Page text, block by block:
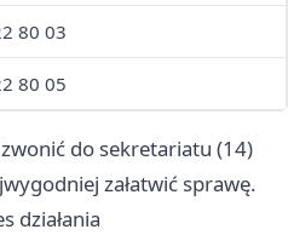
80 03
80 05
do sekretariatu (14)
załatwić sprawę.
działania